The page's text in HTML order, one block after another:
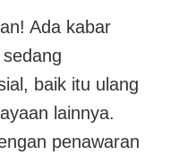
Ada kabar
baik itu ulang
lainnya.
penawaran